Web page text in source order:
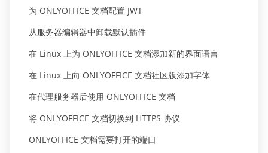
为 ONLYOFFICE 文档配置 JWT
从服务器编辑器中卸载默认插件
在 Linux 上为 ONLYOFFICE 文档添加新的界面语言
在 Linux 上向 ONLYOFFICE 文档社区版添加字体
在代理服务器后使用 ONLYOFFICE 文档
将 ONLYOFFICE 文档切换到 HTTPS 协议
ONLYOFFICE 文档需要打开的端口